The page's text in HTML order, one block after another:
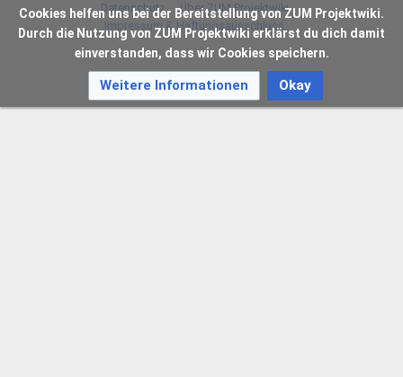
Datenschutz
Über ZUM Projektwiki
Impressum & Haftungsausschluss
Cookies helfen uns bei der Bereitstellung von ZUM Projektwiki.
Durch die Nutzung von ZUM Projektwiki erklärst du dich damit
einverstanden, dass wir Cookies speichern.
Weitere Informationen Okay